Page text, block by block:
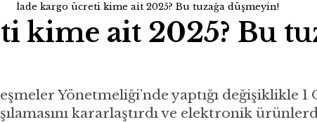
İade kargo ücreti kime ait 2025? Bu tuzağa düşmeyin!
kime ait 2025? Bu
Yönetmeliği’nde yaptığı değişiklikle 1
kararlaştırdı ve elektronik